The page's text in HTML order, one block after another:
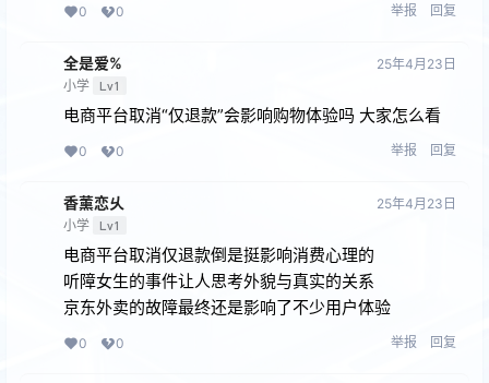
0 0 举报 回复
全是爱%
小学 Lv1
25年4月23日
电商平台取消“仅退款”会影响购物体验吗 大家怎么看
0 0 举报 回复
香薰恋乆
小学 Lv1
25年4月23日
电商平台取消仅退款倒是挺影响消费心理的
听障女生的事件让人思考外貌与真实的关系
京东外卖的故障最终还是影响了不少用户体验
0 0 举报 回复